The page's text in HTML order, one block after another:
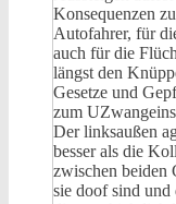
Konsequenzen
Autofahrer, für
auch für die
längst den
Gesetze und
zum
Der linksaußen
besser als die
zwischen beiden
sie doof sind